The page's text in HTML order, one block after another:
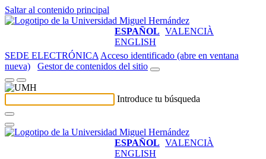
Saltar al contenido principal
ESPAÑOL VALENCIÀ
ENGLISH
SEDE ELECTRÓNICA Acceso identificado (abre en ventana
nueva)
Gestor de contenidos del sitio
Introduce tu búsqueda
ESPAÑOL VALENCIÀ
ENGLISH